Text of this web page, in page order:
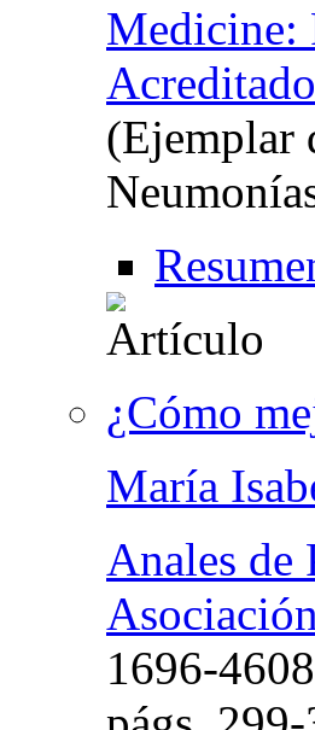
Medicine:
Acreditado
(Ejemplar
¿Cómo
María
Anales de
1696-